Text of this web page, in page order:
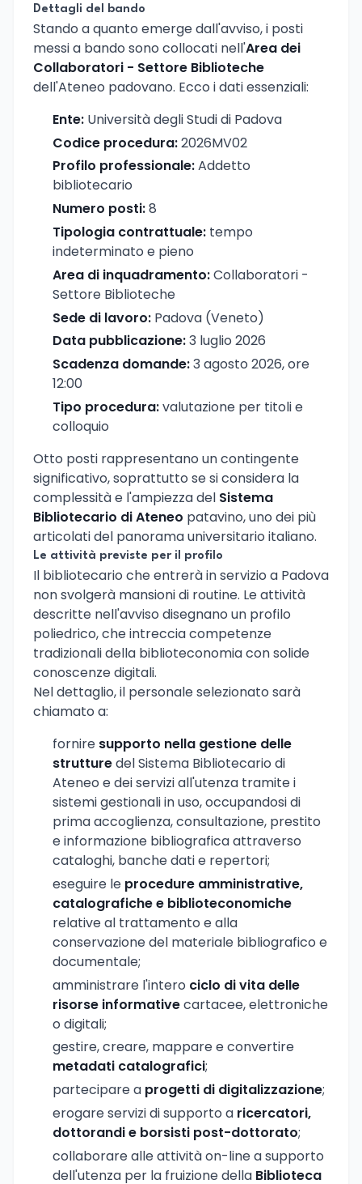
Dettagli del bando
Stando a quanto emerge dall'avviso, i posti
messi a bando sono collocati nell'Area dei
Collaboratori - Settore Biblioteche
dell'Ateneo padovano. Ecco i dati essenziali:
Ente: Università degli Studi di Padova
Codice procedura:2026MV02
Profilo professionale:Addetto
bibliotecario
Numero posti:8
Tipologia contrattuale: tempo
indeterminato e pieno
Area di inquadramento:Collaboratori -
Settore Biblioteche
Sede di lavoro: Padova (Veneto)
Data pubblicazione:3 luglio 2026
Scadenza domande:3 agosto 2026, ore
12:00
Tipo procedura:valutazione per titoli e
colloquio
Otto posti rappresentano un contingente
significativo, soprattutto se si considera la
complessità e l'ampiezza del Sistema
Bibliotecario di Ateneo patavino, uno dei più
articolati del panorama universitario italiano.
Le attività previste per il profilo
Il bibliotecario che entrerà in servizio a Padova
non svolgerà mansioni di routine. Le attività
descritte nell'avviso disegnano un profilo
poliedrico, che intreccia competenze
tradizionali della biblioteconomia con solide
conoscenze digitali.
Nel dettaglio, il personale selezionato sarà
chiamato a:
fornire supporto nella gestione delle
strutturedel Sistema Bibliotecario di
Ateneo e dei servizi all'utenza tramite i
sistemi gestionali in uso, occupandosi di
prima accoglienza, consultazione, prestito
e informazione bibliografica attraverso
cataloghi, banche dati e repertori;
eseguire le procedure amministrative,
catalografiche e biblioteconomiche
relative al trattamento e alla
conservazione del materiale bibliografico e
documentale;
amministrare l'intero ciclo di vita delle
risorse informativecartacee, elettroniche
o digitali;
gestire, creare, mappare e convertire
metadati catalografici;
partecipare a progetti di digitalizzazione;
erogare servizi di supporto a ricercatori,
dottorandi e borsisti post-dottorato;
collaborare alle attività on-line a supporto
dell'utenza per la fruizione della Biblioteca